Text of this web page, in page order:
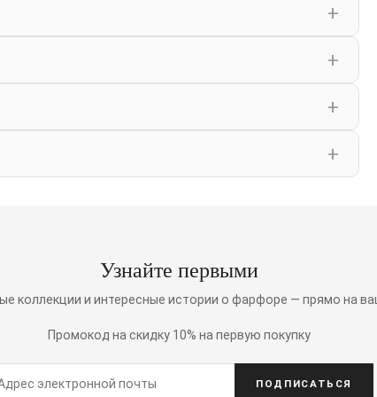
Узнайте первыми
коллекции и интересные истории о фарфоре — прямо на
Промокод на скидку 10% на первую покупку
ПОДПИСАТЬСЯ